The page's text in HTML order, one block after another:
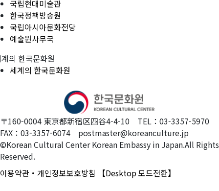
국립현대미술관
한국정책방송원
국립아시아문화전당
예술원사무국
의 한국문화원
세계의 한국문화원
〒160-0004 東京都新宿区四谷4-4-10 TEL：03-3357-5970
FAX：03-3357-6074 postmaster@koreanculture.jp
©Korean Cultural Center Korean Embassy in Japan.All Rights
Reserved.
이용약관・개인정보보호방침
【Desktop 모드전환】